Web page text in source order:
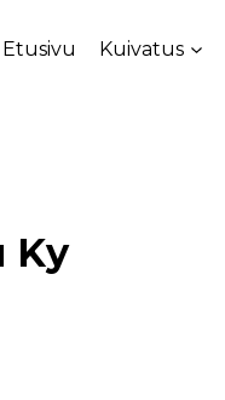
Etusivu Kuivatus
Ky